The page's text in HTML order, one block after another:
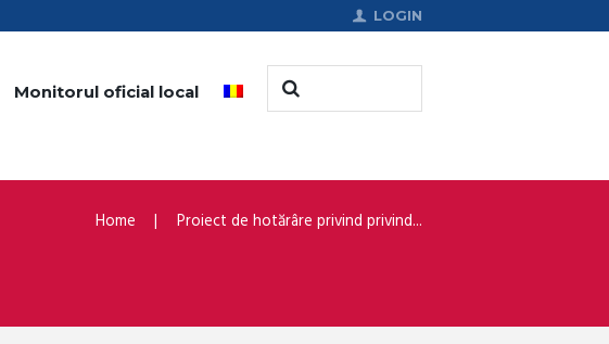
LOGIN
Monitorul oficial local
Home Proiect de hotărâre privind privind...